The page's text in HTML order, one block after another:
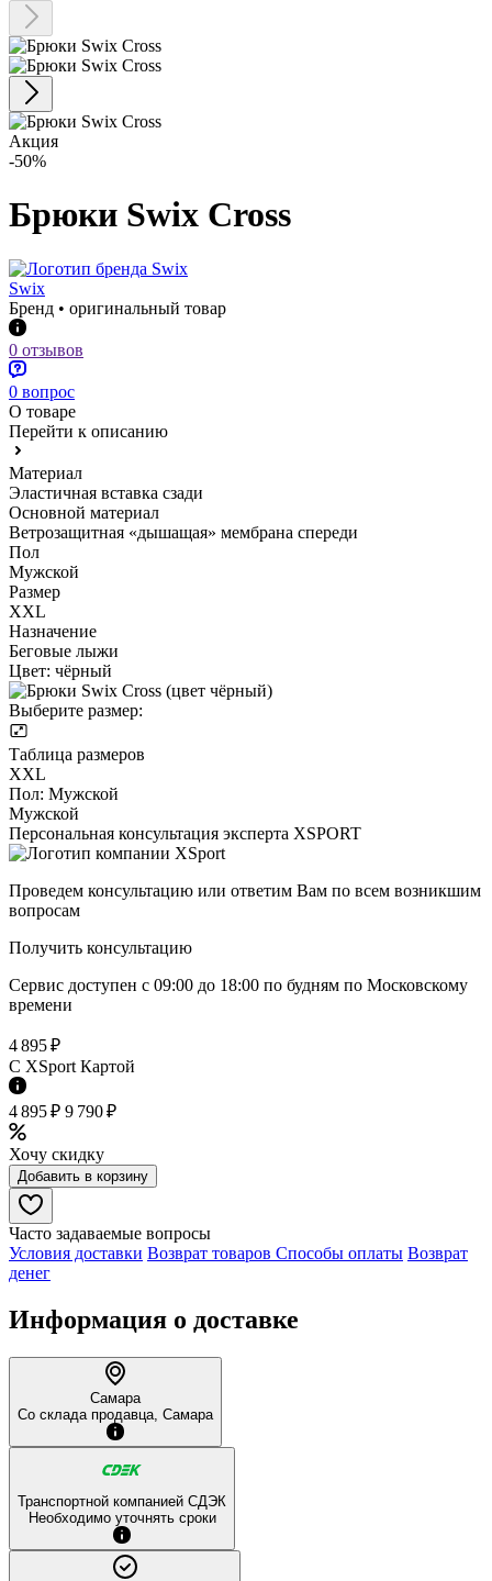
Акция
-50%
Брюки Swix Cross
Swix
Бренд • оригинальный товар
0 отзывов
0 вопрос
О товаре
Перейти к описанию
Материал
Эластичная вставка сзади
Основной материал
Ветрозащитная «дышащая» мембрана спереди
Пол
Мужской
Размер
XXL
Назначение
Беговые лыжи
Цвет: чёрный
Выберите размер:
Таблица размеров
XXL
Пол: Мужской
Мужской
Персональная консультация эксперта XSPORT
Проведем консультацию или ответим Вам по всем возникшим
вопросам
Получить консультацию
Сервис доступен с 09:00 до 18:00 по будням по Московcкому
времени
4 895 ₽
C XSport Картой
4 895 ₽ 9 790 ₽
Хочу скидку
Добавить в корзину
Часто задаваемые вопросы
Условия доставки Возврат товаров Способы оплаты Возврат
денег
Информация о доставке
Самара
Со склада продавца, Самара
Транспортной компанией СДЭК
Необходимо уточнять сроки